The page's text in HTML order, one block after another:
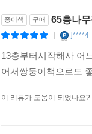
종이책 구매 65층나
j****4
13층부터시작해사 어
어서쌍둥이책으로도
이 리뷰가 도움이 되었나요?